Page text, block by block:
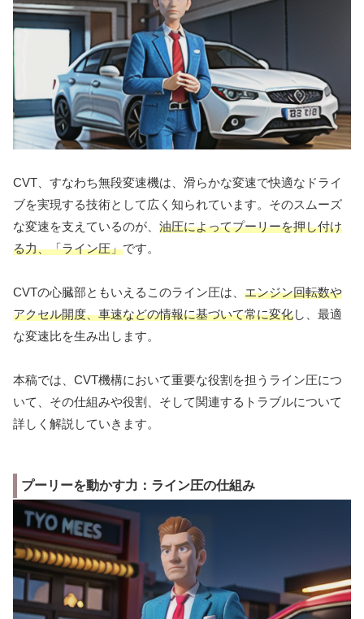
CVT、すなわち無段変速機は、滑らかな変速で快適なドライ
ブを実現する技術として広く知られています。そのスムーズ
な変速を支えているのが、 油圧によってプーリーを押し付け
る力、「ライン圧」です。
CVTの心臓部ともいえるこのライン圧は、 エンジン回転数や
アクセル開度、車速などの情報に基づいて常に変化し、最適
な変速比を生み出します。
本稿では、CVT機構において重要な役割を担うライン圧につ
いて、その仕組みや役割、そして関連するトラブルについて
詳しく解説していきます。
プーリーを動かす力：ライン圧の仕組み